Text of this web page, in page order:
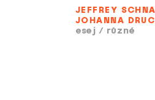
JEFFREY
JOHANNA
esej / různé